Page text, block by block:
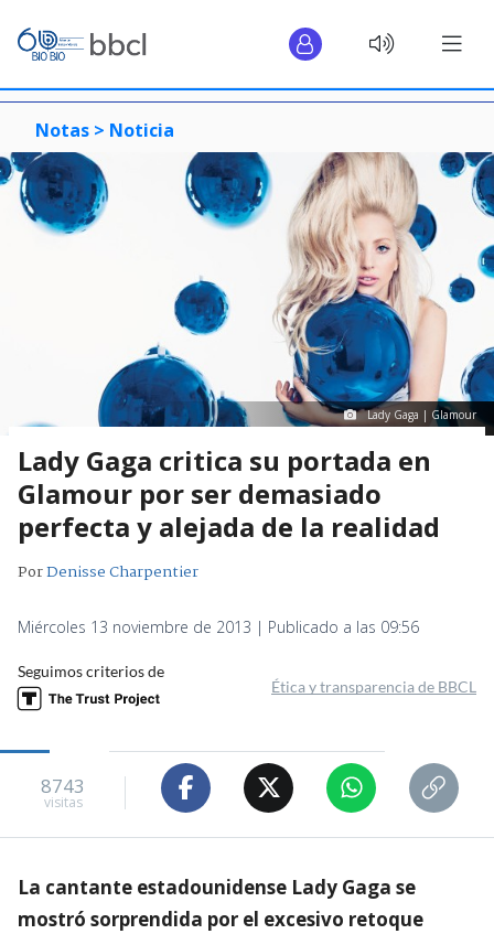
Notas > Noticia
Lady Gaga | Glamour
Lady Gaga critica su portada en
Glamour por ser demasiado
perfecta y alejada de la realidad
PorDenisse Charpentier
Miércoles 13 noviembre de 2013 | Publicado a las 09:56
Seguimos criterios de
Ética y transparencia de BBCL
8743
visitas
La cantante estadounidense Lady Gaga se
mostró sorprendida por el excesivo retoque